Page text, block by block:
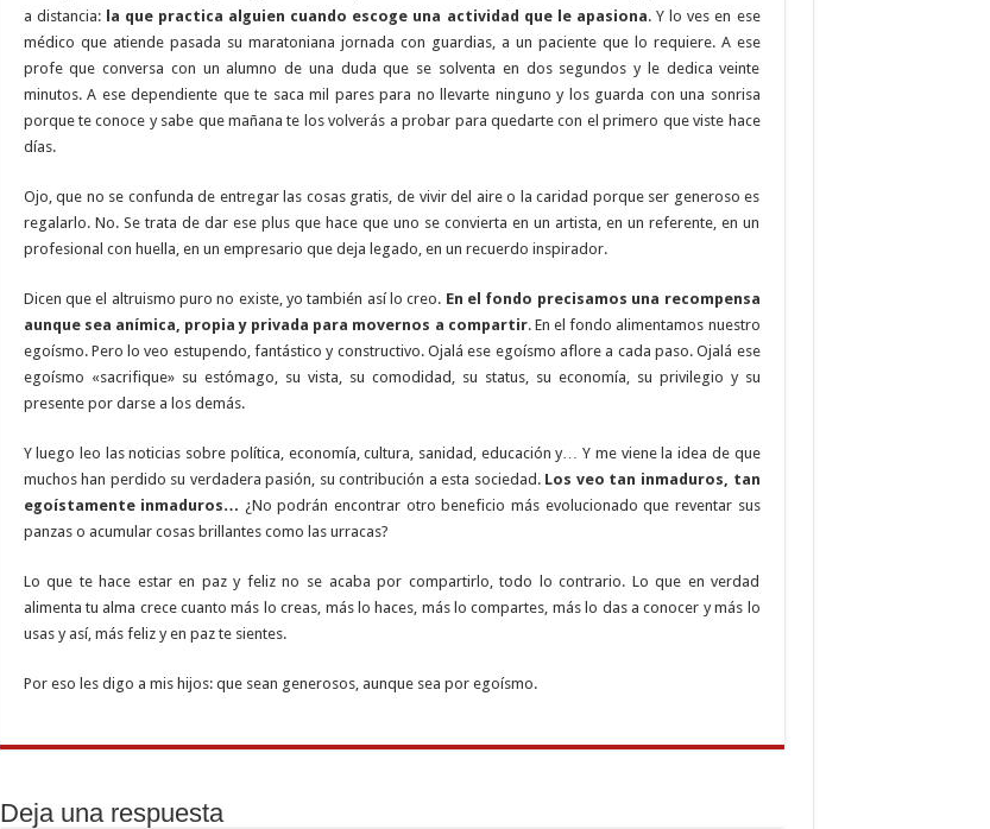
a distancia: la que practica alguien cuando escoge una actividad que le apasiona. Y lo ves en ese
médico que atiende pasada su maratoniana jornada con guardias, a un paciente que lo requiere. A ese
profe que conversa con un alumno de una duda que se solventa en dos segundos y le dedica veinte
minutos. A ese dependiente que te saca mil pares para no llevarte ninguno y los guarda con una sonrisa
porque te conoce y sabe que mañana te los volverás a probar para quedarte con el primero que viste hace
días.
Ojo, que no se confunda de entregar las cosas gratis, de vivir del aire o la caridad porque ser generoso es
regalarlo. No. Se trata de dar ese plus que hace que uno se convierta en un artista, en un referente, en un
profesional con huella, en un empresario que deja legado, en un recuerdo inspirador.
Dicen que el altruismo puro no existe, yo también así lo creo. En el fondo precisamos una recompensa
aunque sea anímica, propia y privada para movernos a compartir. En el fondo alimentamos nuestro
egoísmo. Pero lo veo estupendo, fantástico y constructivo. Ojalá ese egoísmo aflore a cada paso. Ojalá ese
egoísmo «sacrifique» su estómago, su vista, su comodidad, su status, su economía, su privilegio y su
presente por darse a los demás.
Y luego leo las noticias sobre política, economía, cultura, sanidad, educación y… Y me viene la idea de que
muchos han perdido su verdadera pasión, su contribución a esta sociedad. Los veo tan inmaduros, tan
egoístamente inmaduros… ¿No podrán encontrar otro beneficio más evolucionado que reventar sus
panzas o acumular cosas brillantes como las urracas?
Lo que te hace estar en paz y feliz no se acaba por compartirlo, todo lo contrario. Lo que en verdad
alimenta tu alma crece cuanto más lo creas, más lo haces, más lo compartes, más lo das a conocer y más lo
usas y así, más feliz y en paz te sientes.
Por eso les digo a mis hijos: que sean generosos, aunque sea por egoísmo.
Deja una respuesta